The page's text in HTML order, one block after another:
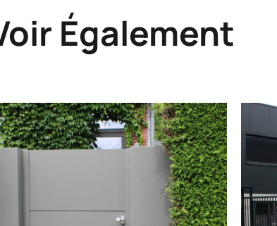
Également